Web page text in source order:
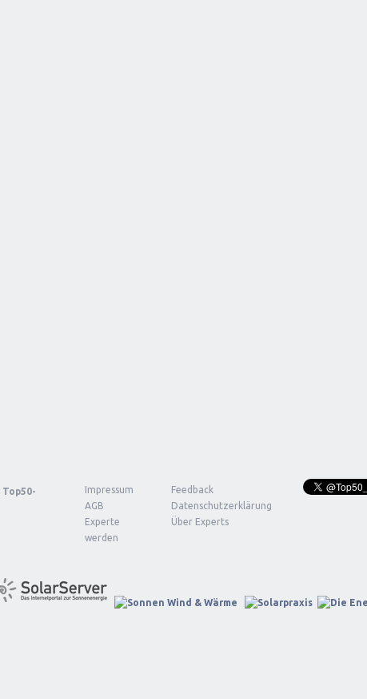
Top50-
Impressum
Feedback
AGB
Datenschutzerklärung
Experte
werden
Über Experts